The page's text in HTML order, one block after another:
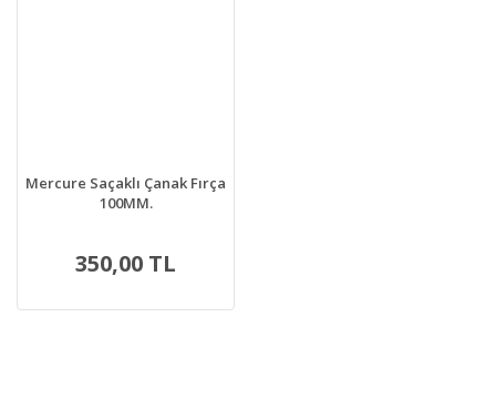
Mercure Saçaklı Çanak Fırça
100MM.
350,00 TL